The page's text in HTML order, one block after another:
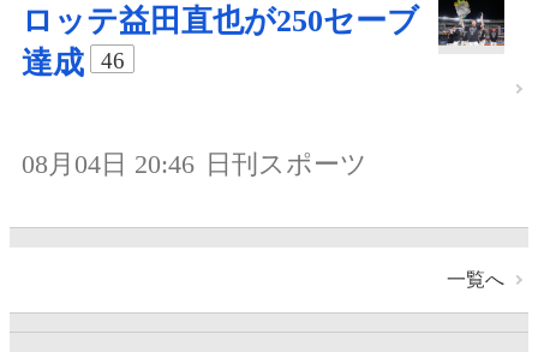
ロッテ益田直也が250セーブ
達成
46
08月04日 20:46 日刊スポーツ
一覧へ